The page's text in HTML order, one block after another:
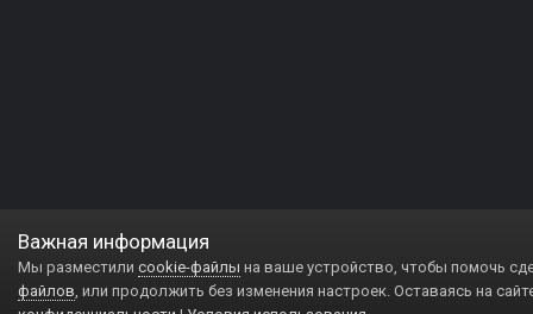
Важная информация
Мы разместили cookie-файлы на ваше устройство, чтобы помочь
файлов, или продолжить без изменения настроек. Оставаясь на